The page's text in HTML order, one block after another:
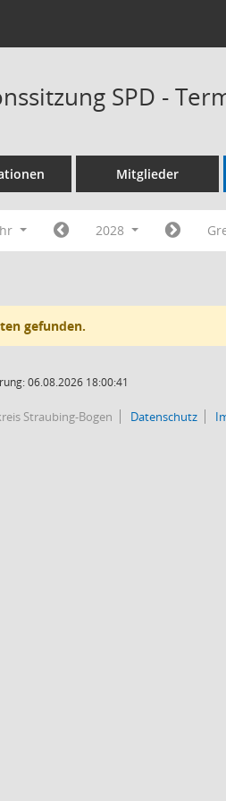
SPD -
Mitglieder
2028
gefunden.
06.08.2026 18:00:41
Straubing-Bogen Datenschutz